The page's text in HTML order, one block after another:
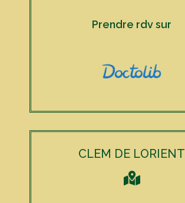
Prendre rdv sur
CLEM DE LORIENT
